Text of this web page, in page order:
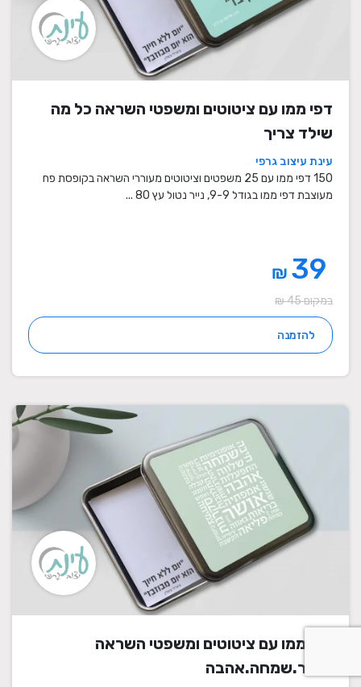
דפי ממו עם ציטוטים ומשפטי השראה כל מה
שילד צריך
עינת עיצוב גרפי
150 דפי ממו עם 25 משפטים וציטוטים מעוררי השראה בקופסת פח
מעוצבת דפי ממו בגודל 9-9, נייר נטול עץ 80 ...
₪
במקום 45 ₪
להזמנה
דפי ממו עם ציטוטים ומשפטי השראה
אושר.שמחה.אהבה